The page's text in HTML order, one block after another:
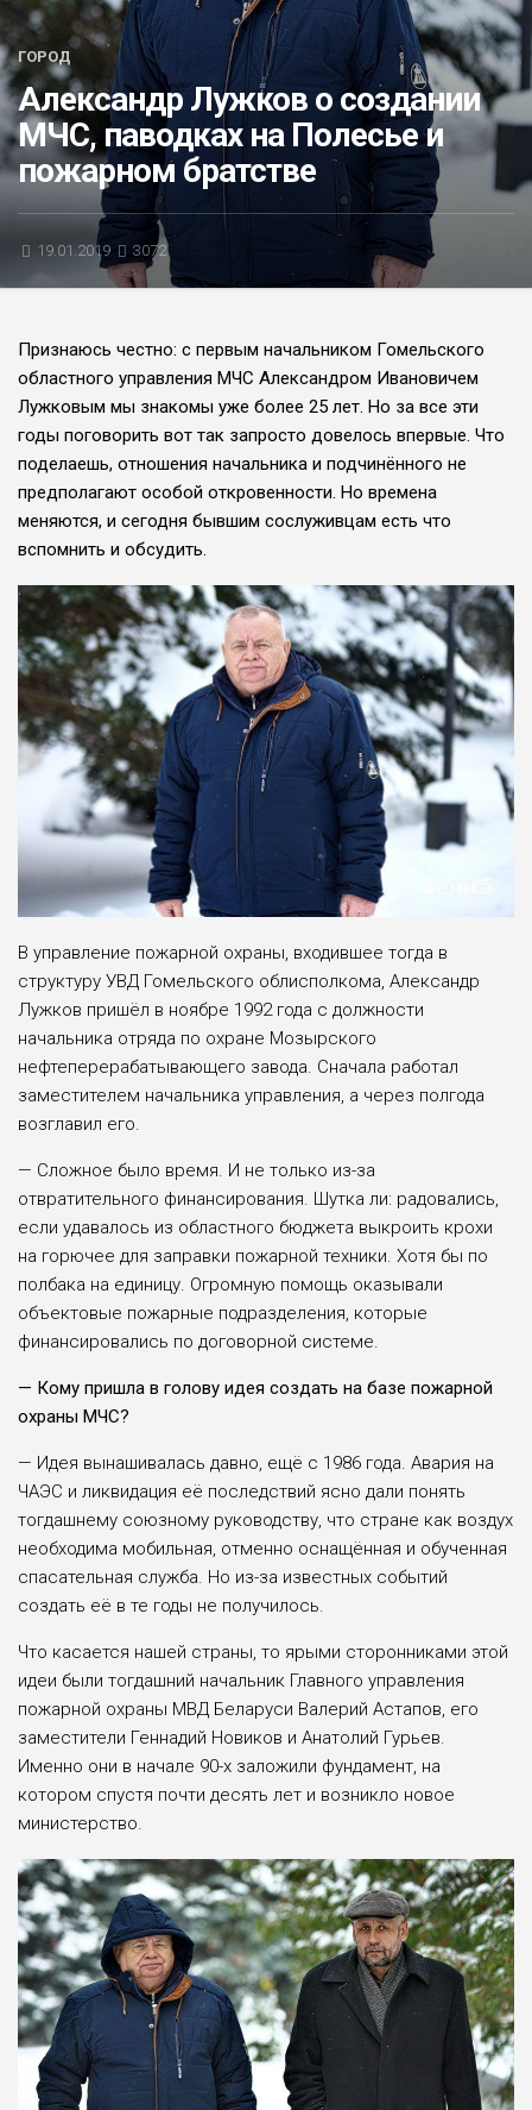
БЛИЦ-ОПРОС
АФИША
ГОРОД
Александр Лужков о создании
МЧС, паводках на Полесье и
пожарном братстве
19.01.2019 3072
Признаюсь честно: с первым начальником Гомельского
областного управления МЧС Александром Ивановичем
Лужковым мы знакомы уже более 25 лет. Но за все эти
годы поговорить вот так запросто довелось впервые. Что
поделаешь, отношения начальника и подчинённого не
предполагают особой откровенности. Но времена
меняются, и сегодня бывшим сослуживцам есть что
вспомнить и обсудить.
В управление пожарной охраны, входившее тогда в
структуру УВД Гомельского облисполкома, Александр
Лужков пришёл в ноябре 1992 года с должности
начальника отряда по охране Мозырского
нефтеперерабатывающего завода. Сначала работал
заместителем начальника управления, а через полгода
возглавил его.
— Сложное было время. И не только из-за
отвратительного финансирования. Шутка ли: радовались,
если удавалось из областного бюджета выкроить крохи
на горючее для заправки пожарной техники. Хотя бы по
полбака на единицу. Огромную помощь оказывали
объектовые пожарные подразделения, которые
финансировались по договорной системе.
— Кому пришла в голову идея создать на базе пожарной
охраны МЧС?
— Идея вынашивалась давно, ещё с 1986 года. Авария на
ЧАЭС и ликвидация её последствий ясно дали понять
тогдашнему союзному руководству, что стране как воздух
необходима мобильная, отменно оснащённая и обученная
спасательная служба. Но из-за известных событий
создать её в те годы не получилось.
Что касается нашей страны, то ярыми сторонниками этой
идеи были тогдашний начальник Главного управления
пожарной охраны МВД Беларуси Валерий Астапов, его
заместители Геннадий Новиков и Анатолий Гурьев.
Именно они в начале 90-х заложили фундамент, на
котором спустя почти десять лет и возникло новое
министерство.